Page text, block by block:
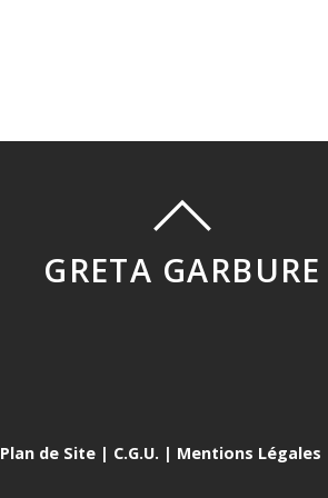
GRETA GARBURE
Plan de Site | C.G.U. | Mentions Légales